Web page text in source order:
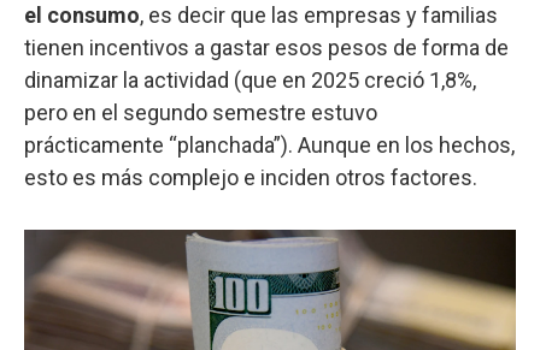
el consumo, es decir que las empresas y familias
tienen incentivos a gastar esos pesos de forma de
dinamizar la actividad (que en 2025 creció 1,8%,
pero en el segundo semestre estuvo
prácticamente “planchada”). Aunque en los hechos,
esto es más complejo e inciden otros factores.